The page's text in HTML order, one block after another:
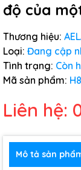
độ của
Thương hiệu:
Loại: Đang cập
Tình trạng: Còn
Mã sản phẩm:
Liên hệ:
Mô tả sản